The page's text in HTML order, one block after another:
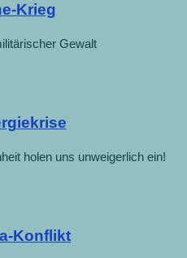
Krieg
Gewalt
holen uns unweigerlich ein!
Konflikt